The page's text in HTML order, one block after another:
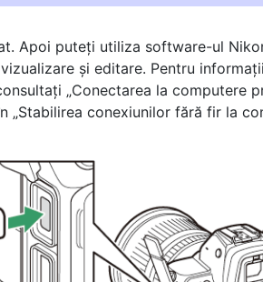
Apoi puteți utiliza software-ul
și editare. Pentru
„Conectarea la computere
„Stabilirea conexiunilor fără fir la